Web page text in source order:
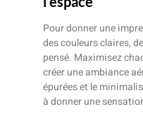
Pour donner une
des couleurs claires,
pensé. Maximisez
créer une ambiance
épurées et le
à donner une